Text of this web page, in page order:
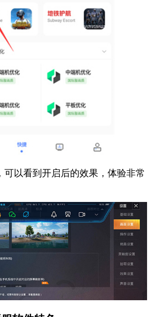
可以看到开启后的效果，体验非常